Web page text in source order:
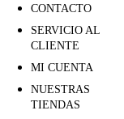
CONTACTO
SERVICIO AL
CLIENTE
MI CUENTA
NUESTRAS
TIENDAS